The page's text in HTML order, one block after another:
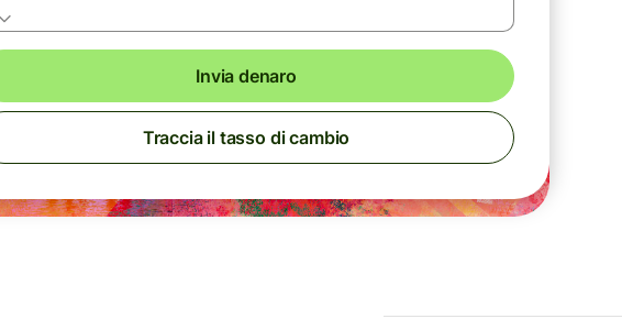
Invia denaro
Traccia il tasso di cambio